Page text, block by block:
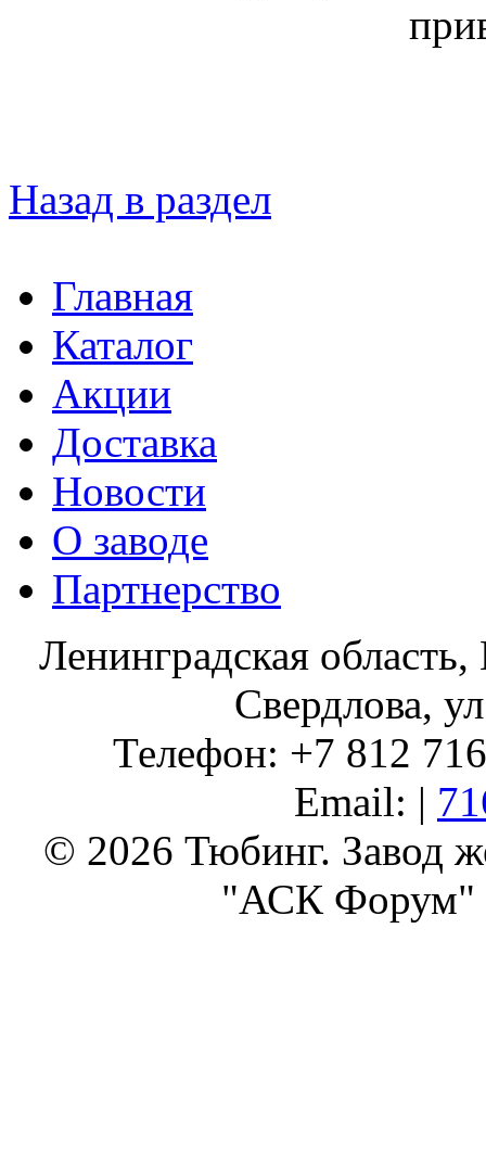
Назад в раздел
Главная
Каталог
Акции
Доставка
Новости
О заводе
Партнерство
Ленинградская
Свердлова,
Телефон: +7 812
Email: |
© 2026 Тюбинг. Завод
"АСК Форум"